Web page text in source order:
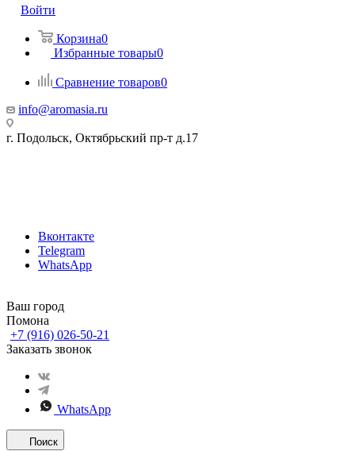
Войти
Корзина0
Избранные товары0
Сравнение товаров0
info@aromasia.ru
г. Подольск, Октябрьский пр-т д.17
Вконтакте
Telegram
WhatsApp
Ваш город
Помона
+7 (916) 026-50-21
Заказать звонок
WhatsApp
Поиск